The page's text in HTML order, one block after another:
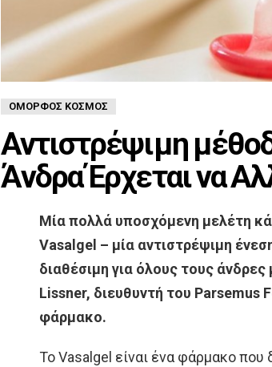
ΌΜΟΡΦΟΣ ΚΌΣΜΟΣ
Αντιστρέψιμη
Άνδρα Έρχεται να
Μία πολλά υποσχόμενη μελέτη
Vasalgel – μία αντιστρέψιμη
διαθέσιμη για όλους τους
Lissner, διευθυντή του
φάρμακο.
Το Vasalgel είναι ένα φάρμακο που